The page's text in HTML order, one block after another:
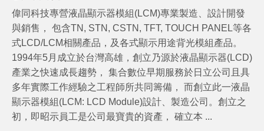
​​​​​​​ ​​​​​偉同科技專營液晶顯示器模組(LCM)專業製造、設計開發
與銷售， 包含TN, STN, CSTN, TFT, TOUCH PANEL等各
式LCD/LCM相關產品，及各式顯示用途背光模組產品。
1994年5月成立於台灣高雄，創立乃源於液晶顯示器(LCD)
產業之快速成長趨勢， 集合數位早期服務於日立公司且具
多年實際工作經驗之工程師所共同籌備， 而創立此一液晶
顯示器模組(LCM: LCD Module)設計、製造公司。 ​​​​​​​創立之
初，即昭示員工是公司最寶貴的資產， 確立本 ...